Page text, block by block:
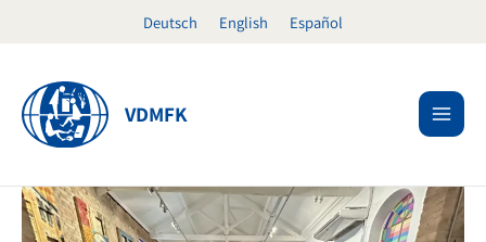
Deutsch English Español
VDMFK